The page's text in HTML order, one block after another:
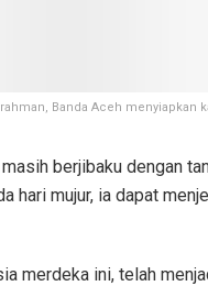
Banda Aceh menyiapkan
berjibaku dengan
hari mujur, ia dapat
merdeka ini, telah